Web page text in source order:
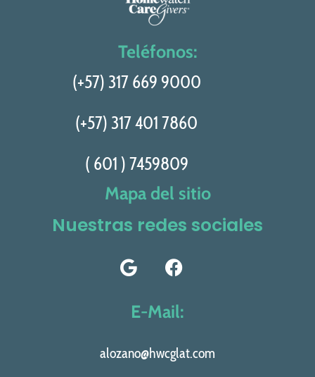
Teléfonos:
(+57) 317 669 9000
(+57) 317 401 7860
( 601 ) 7459809
Mapa del sitio
Nuestras redes sociales
E-Mail:
alozano@hwcglat.com